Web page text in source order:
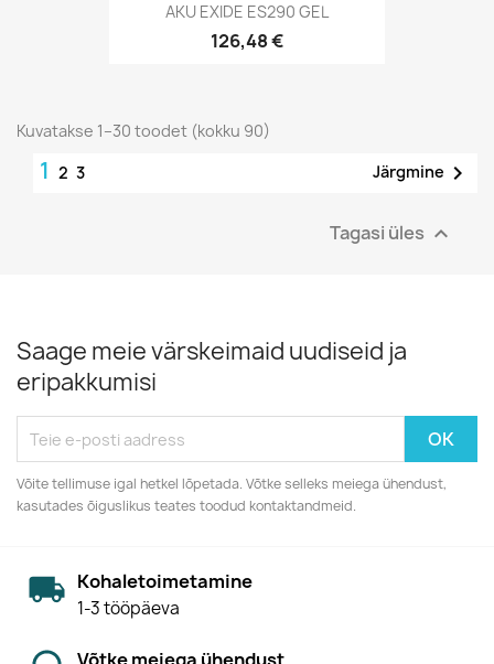
AKU EXIDE ES290 GEL
126,48 €
Kuvatakse 1–30 toodet (kokku 90)
1 2 3 Järgmine 
Tagasi üles 
Saage meie värskeimaid uudiseid ja
eripakkumisi
Võite tellimuse igal hetkel lõpetada. Võtke selleks meiega ühendust,
kasutades õiguslikus teates toodud kontaktandmeid.
Kohaletoimetamine
1-3 tööpäeva